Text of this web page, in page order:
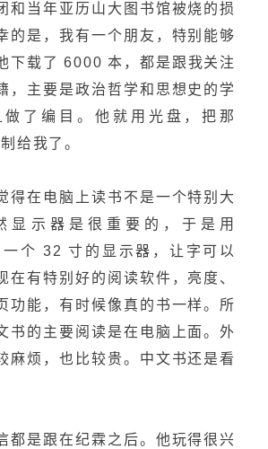
和当年亚历山大图书馆被烧的损
的是，我有一个朋友，特别能够
下载了 6000 本，都是跟我关注
，主要是政治哲学和思想史的学
了编目。他就用光盘，把那
给我了。
得在电脑上读书不是一个特别大
显示器是很重要的，于是用
个 32 寸的显示器，让字可以
在有特别好的阅读软件，亮度、
功能，有时候像真的书一样。所
书的主要阅读是在电脑上面。外
麻烦，也比较贵。中文书还是看
都是跟在纪霖之后。他玩得很兴